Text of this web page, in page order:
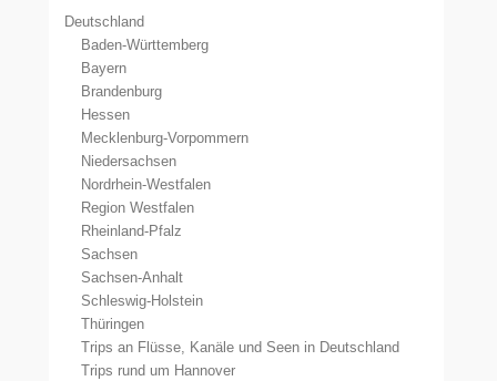
Deutschland
Baden-Württemberg
Bayern
Brandenburg
Hessen
Mecklenburg-Vorpommern
Niedersachsen
Nordrhein-Westfalen
Region Westfalen
Rheinland-Pfalz
Sachsen
Sachsen-Anhalt
Schleswig-Holstein
Thüringen
Trips an Flüsse, Kanäle und Seen in Deutschland
Trips rund um Hannover